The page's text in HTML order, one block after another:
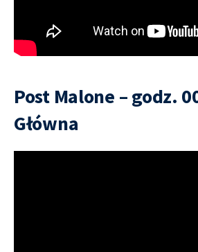
Post Malone – godz.
Główna